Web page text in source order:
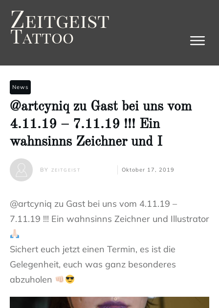
Zeitgeist
Tattoo
News
@artcyniq zu Gast bei uns vom
4.11.19 – 7.11.19 !!! Ein
wahnsinns Zeichner und I
BYZEITGEIST Oktober 17, 2019
@artcyniq zu Gast bei uns vom 4.11.19 –
7.11.19 !!! Ein wahnsinns Zeichner und Illustrator
Sichert euch jetzt einen Termin, es ist die
Gelegenheit, euch was ganz besonderes
abzuholen